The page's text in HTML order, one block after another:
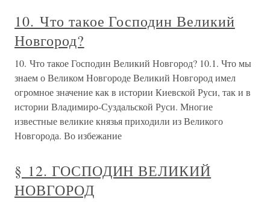
10. Что такое Господин Великий
Новгород?
10. Что такое Господин Великий Новгород? 10.1. Что мы
знаем о Великом Новгороде Великий Новгород имел
огромное значение как в истории Киевской Руси, так и в
истории Владимиро-Суздальской Руси. Многие
известные великие князья приходили из Великого
Новгорода. Во избежание
§ 12. ГОСПОДИН ВЕЛИКИЙ
НОВГОРОД